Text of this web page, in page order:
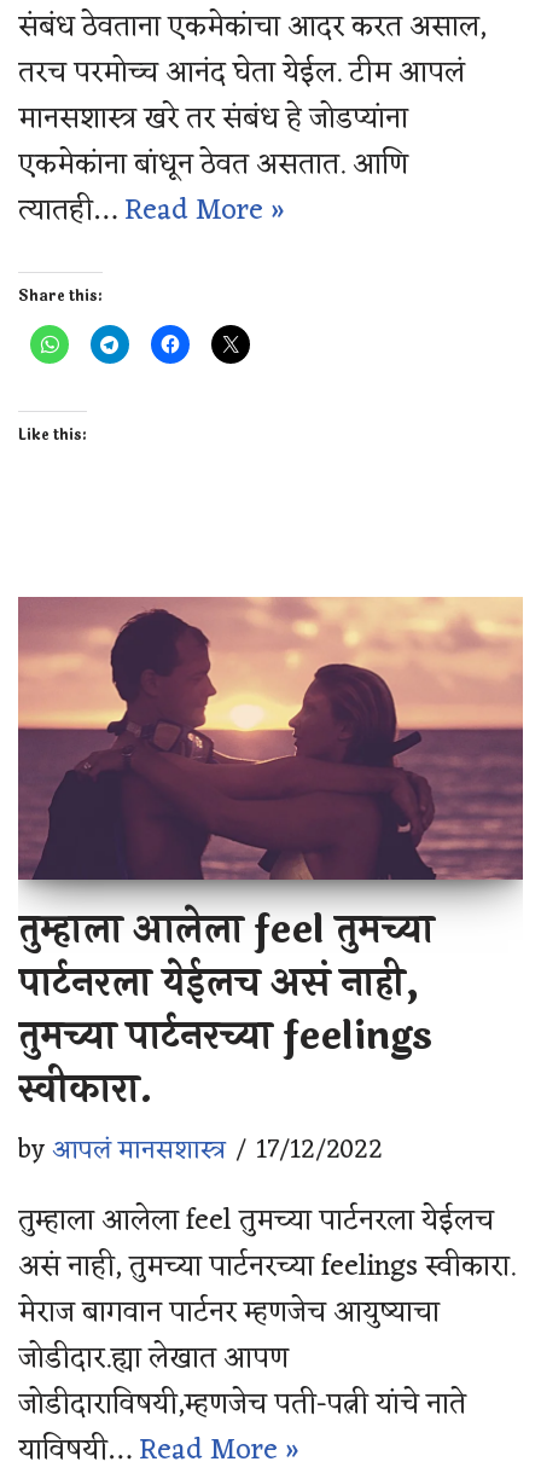
संबंध ठेवताना एकमेकांचा आदर करत असाल,
तरच परमोच्च आनंद घेता येईल. टीम आपलं
मानसशास्त्र खरे तर संबंध हे जोडप्यांना
एकमेकांना बांधून ठेवत असतात. आणि
त्यातही…Read More »
Share this:
Like this:
तुम्हाला आलेला feel तुमच्या
पार्टनरला येईलच असं नाही,
तुमच्या पार्टनरच्या feelings
स्वीकारा.
byआपलं मानसशास्त्र 17/12/2022
तुम्हाला आलेला feel तुमच्या पार्टनरला येईलच
असं नाही, तुमच्या पार्टनरच्या feelings स्वीकारा.
मेराज बागवान पार्टनर म्हणजेच आयुष्याचा
जोडीदार.ह्या लेखात आपण
जोडीदाराविषयी,म्हणजेच पती-पत्नी यांचे नाते
याविषयी…Read More »